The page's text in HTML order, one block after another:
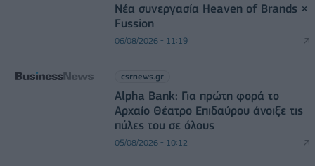
Νέα συνεργασία Heaven of Brands ×
Fussion
06/08/2026 - 11:19
csrnews.gr
Alpha Bank: Για πρώτη φορά το
Αρχαίο Θέατρο Επιδαύρου άνοιξε τις
πύλες του σε όλους
05/08/2026 - 10:12